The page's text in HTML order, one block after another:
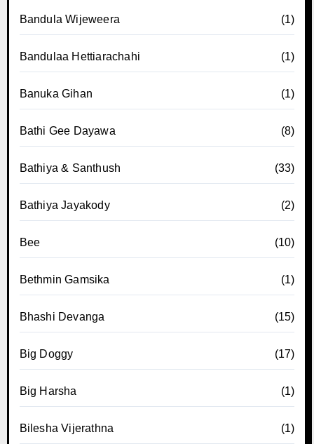
Bandula Wijeweera (1)
Bandulaa Hettiarachahi (1)
Banuka Gihan (1)
Bathi Gee Dayawa (8)
Bathiya & Santhush (33)
Bathiya Jayakody (2)
Bee (10)
Bethmin Gamsika (1)
Bhashi Devanga (15)
Big Doggy (17)
Big Harsha (1)
Bilesha Vijerathna (1)